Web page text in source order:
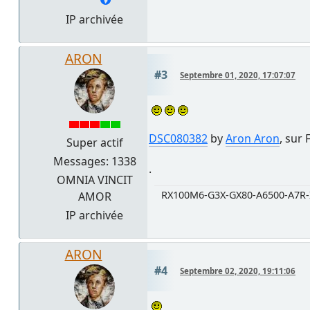
IP archivée
ARON
Super actif
Messages: 1338
OMNIA VINCIT
AMOR
IP archivée
#3 Septembre 01, 2020, 17:07:07
DSC080382 byAron Aron, sur
.
RX100M6-G3X-GX80-A6500-
ARON
#4 Septembre 02, 2020, 19:11:06